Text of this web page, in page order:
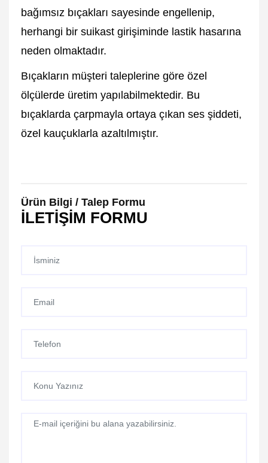
bağımsız bıçakları sayesinde engellenip,
herhangi bir suikast girişiminde lastik hasarına
neden olmaktadır.
Bıçakların müşteri taleplerine göre özel
ölçülerde üretim yapılabilmektedir. Bu
bıçaklarda çarpmayla ortaya çıkan ses şiddeti,
özel kauçuklarla azaltılmıştır.
Ürün Bilgi / Talep Formu
İLETİŞİM FORMU